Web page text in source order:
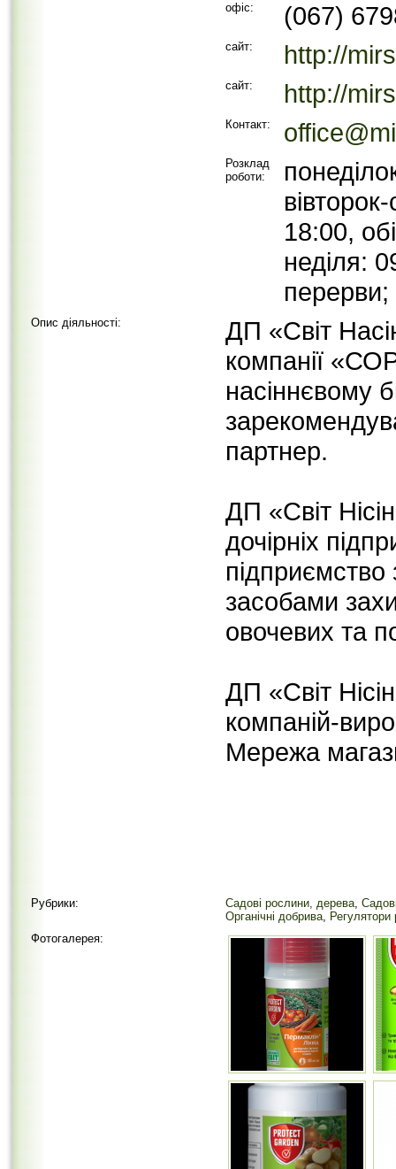
офіс: (067)
сайт: http://
сайт: http://
Контакт:
Розклад
роботи:
18:00,
неділя:
перерви;
Опис діяльності:
ДП «Світ
компанії
насіннєвому
партнер.
ДП «Світ
дочірніх
засобами
овочевих та
ДП «Світ
компаній-
Мережа
Рубрики: Садові рослини, дерева,
Органічні добрива, Регулятори
Фотогалерея: